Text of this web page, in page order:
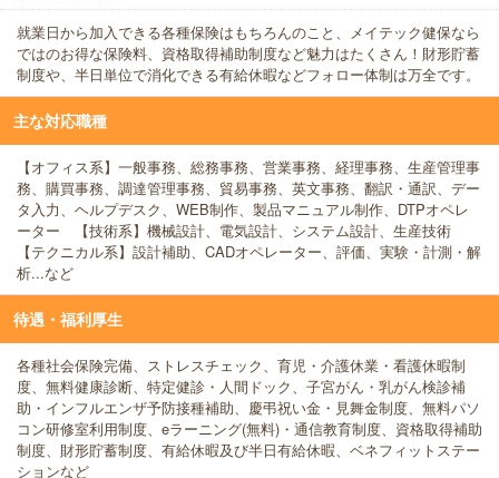
就業日から加入できる各種保険はもちろんのこと、メイテック健保なら
ではのお得な保険料、資格取得補助制度など魅力はたくさん！財形貯蓄
制度や、半日単位で消化できる有給休暇などフォロー体制は万全です。
主な対応職種
【オフィス系】一般事務、総務事務、営業事務、経理事務、生産管理事
務、購買事務、調達管理事務、貿易事務、英文事務、翻訳・通訳、デー
タ入力、ヘルプデスク、WEB制作、製品マニュアル制作、DTPオペレ
ーター 【技術系】機械設計、電気設計、システム設計、生産技術
【テクニカル系】設計補助、CADオペレーター、評価、実験・計測・解
析...など
待遇・福利厚生
各種社会保険完備、ストレスチェック、育児・介護休業・看護休暇制
度、無料健康診断、特定健診・人間ドック、子宮がん・乳がん検診補
助・インフルエンザ予防接種補助、慶弔祝い金・見舞金制度、無料パソ
コン研修室利用制度、eラーニング(無料)・通信教育制度、資格取得補助
制度、財形貯蓄制度、有給休暇及び半日有給休暇、ベネフィットステー
ションなど